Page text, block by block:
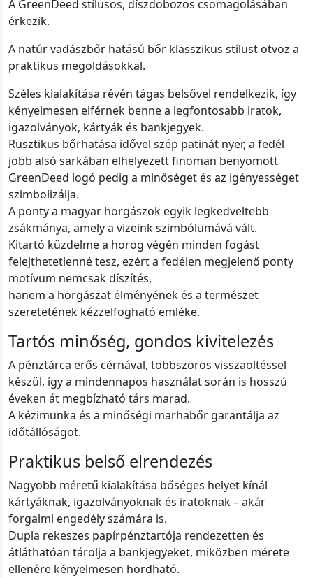
A GreenDeed stílusos, díszdobozos csomagolásában
érkezik.
A natúr vadászbőr hatású bőr klasszikus stílust ötvöz a
praktikus megoldásokkal.
Széles kialakítása révén tágas belsővel rendelkezik, így
kényelmesen elférnek benne a legfontosabb iratok,
igazolványok, kártyák és bankjegyek.
Rusztikus bőrhatása idővel szép patinát nyer, a fedél
jobb alsó sarkában elhelyezett finoman benyomott
GreenDeed logó pedig a minőséget és az igényességet
szimbolizálja.
A ponty a magyar horgászok egyik legkedveltebb
zsákmánya, amely a vizeink szimbólumává vált.
Kitartó küzdelme a horog végén minden fogást
felejthetetlenné tesz, ezért a fedélen megjelenő ponty
motívum nemcsak díszítés,
hanem a horgászat élményének és a természet
szeretetének kézzelfogható emléke.
Tartós minőség, gondos kivitelezés
A pénztárca erős cérnával, többszörös visszaöltéssel
készül, így a mindennapos használat során is hosszú
éveken át megbízható társ marad.
A kézimunka és a minőségi marhabőr garantálja az
időtállóságot.
Praktikus belső elrendezés
Nagyobb méretű kialakítása bőséges helyet kínál
kártyáknak, igazolványoknak és iratoknak – akár
forgalmi engedély számára is.
Dupla rekeszes papírpénztartója rendezetten és
átláthatóan tárolja a bankjegyeket, miközben mérete
ellenére kényelmesen hordható.